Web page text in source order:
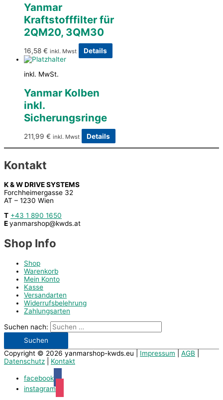
Yanmar
Kraftstofffilter für
2QM20, 3QM30
16,58 € inkl. Mwst Details
inkl. MwSt.
Yanmar Kolben
inkl.
Sicherungsringe
211,99 € inkl. Mwst Details
Kontakt
K & W DRIVE SYSTEMS
Forchheimergasse 32
AT – 1230 Wien
T +43 1 890 1650
Eyanmarshop@kwds.at
Shop Info
Shop
Warenkorb
Mein Konto
Kasse
Versandarten
Widerrufsbelehrung
Zahlungsarten
Suchen nach:
Copyright © 2026 yanmarshop-kwds.eu Impressum AGB
Datenschutz
Kontakt
facebook
instagram